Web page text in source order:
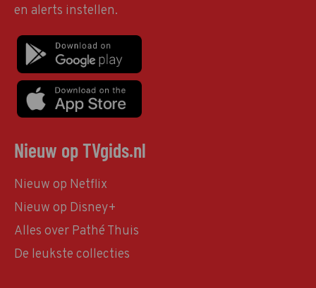
en alerts instellen.
Nieuw op TVgids.nl
Nieuw op Netflix
Nieuw op Disney+
Alles over Pathé Thuis
De leukste collecties